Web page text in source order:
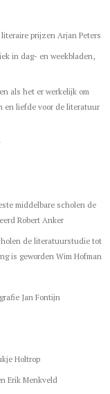
prijzen Arjan Peters
in dag- en weekbladen,
als het er werkelijk om
en liefde voor de literatuur
middelbare scholen de
Robert Anker
de literatuurstudie tot
is geworden Wim Hofman
Jan Fontijn
Holtrop
Erik Menkveld